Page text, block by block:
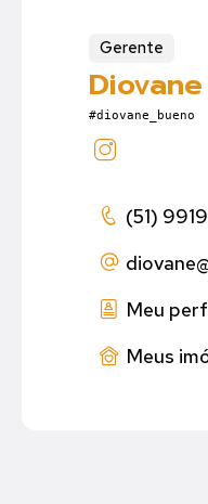
Gerente
#diovane_bueno
(51)
diovane
Meu
Meus